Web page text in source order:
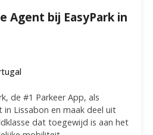
Agent bij EasyPark in
de #1 Parkeer App, als
in Lissabon en maak deel uit
dat toegewijd is aan het